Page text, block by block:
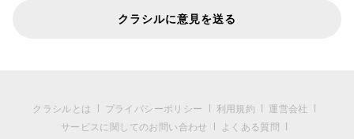
クラシルに意見を送る
クラシルとは プライバシーポリシー 利用規約
運営会社
サービスに関してのお問い合わせ
よくある質問